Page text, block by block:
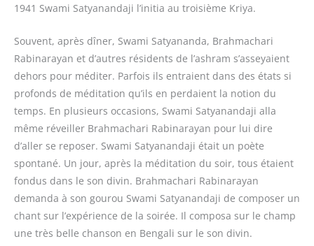
1941 Swami Satyanandaji l’initia au troisième Kriya.
Souvent, après dîner, Swami Satyananda, Brahmachari
Rabinarayan et d’autres résidents de l’ashram s’asseyaient
dehors pour méditer. Parfois ils entraient dans des états si
profonds de méditation qu’ils en perdaient la notion du
temps. En plusieurs occasions, Swami Satyanandaji alla
même réveiller Brahmachari Rabinarayan pour lui dire
d’aller se reposer. Swami Satyanandaji était un poète
spontané. Un jour, après la méditation du soir, tous étaient
fondus dans le son divin. Brahmachari Rabinarayan
demanda à son gourou Swami Satyanandaji de composer un
chant sur l’expérience de la soirée. Il composa sur le champ
une très belle chanson en Bengali sur le son divin.